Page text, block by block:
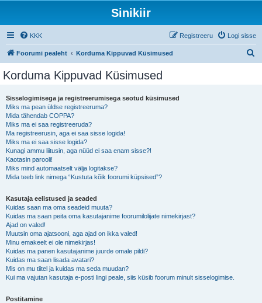
Sinikiir
KKK Logi sisse
Registreeru
Foorumi pealeht Korduma Kippuvad Küsimused
Korduma Kippuvad Küsimused
Sisselogimisega ja registreerumisega seotud küsimused
Miks ma pean üldse registreeruma?
Mida tähendab COPPA?
Miks ma ei saa registreeruda?
Ma registreerusin, aga ei saa sisse logida!
Miks ma ei saa sisse logida?
Kunagi ammu liitusin, aga nüüd ei saa enam sisse?!
Kaotasin parooli!
Miks mind automaatselt välja logitakse?
Mida teeb link nimega “Kustuta kõik foorumi küpsised”?
Kasutaja eelistused ja seaded
Kuidas saan ma oma seadeid muuta?
Kuidas ma saan peita oma kasutajanime foorumilolijate nimekirjast?
Ajad on valed!
Muutsin oma ajatsooni, aga ajad on ikka valed!
Minu emakeelt ei ole nimekirjas!
Kuidas ma panen kasutajanime juurde omale pildi?
Kuidas ma saan lisada avatari?
Mis on mu tiitel ja kuidas ma seda muudan?
Kui ma vajutan kasutaja e-posti lingi peale, siis küsib foorum minult sisselogimise.
Postitamine